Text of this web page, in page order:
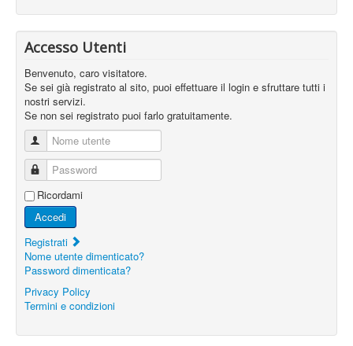
Accesso Utenti
Benvenuto, caro visitatore.
Se sei già registrato al sito, puoi effettuare il login e sfruttare tutti i
nostri servizi.
Se non sei registrato puoi farlo gratuitamente.
Nome utente
Password
Ricordami
Accedi
Registrati
Nome utente dimenticato?
Password dimenticata?
Privacy Policy
Termini e condizioni